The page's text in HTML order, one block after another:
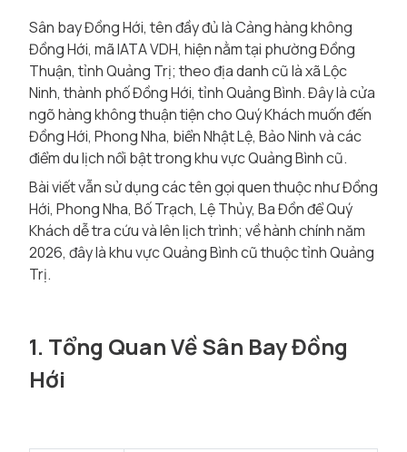
Sân bay Đồng Hới, tên đầy đủ là Cảng hàng không
Đồng Hới, mã IATA VDH, hiện nằm tại phường Đồng
Thuận, tỉnh Quảng Trị; theo địa danh cũ là xã Lộc
Ninh, thành phố Đồng Hới, tỉnh Quảng Bình. Đây là cửa
ngõ hàng không thuận tiện cho Quý Khách muốn đến
Đồng Hới, Phong Nha, biển Nhật Lệ, Bảo Ninh và các
điểm du lịch nổi bật trong khu vực Quảng Bình cũ.
Bài viết vẫn sử dụng các tên gọi quen thuộc như Đồng
Hới, Phong Nha, Bố Trạch, Lệ Thủy, Ba Đồn để Quý
Khách dễ tra cứu và lên lịch trình; về hành chính năm
2026, đây là khu vực Quảng Bình cũ thuộc tỉnh Quảng
Trị.
1. Tổng Quan Về Sân Bay Đồng
Hới